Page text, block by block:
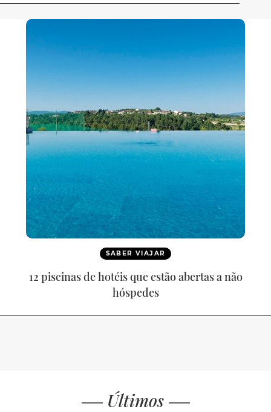
SABER VIAJAR
12 piscinas de hotéis que estão abertas a não
hóspedes
Últimos